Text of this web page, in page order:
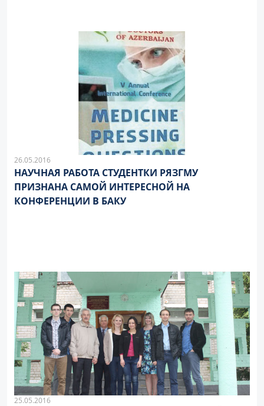
26.05.2016
НАУЧНАЯ РАБОТА СТУДЕНТКИ РЯЗГМУ
ПРИЗНАНА САМОЙ ИНТЕРЕСНОЙ НА
КОНФЕРЕНЦИИ В БАКУ
25.05.2016